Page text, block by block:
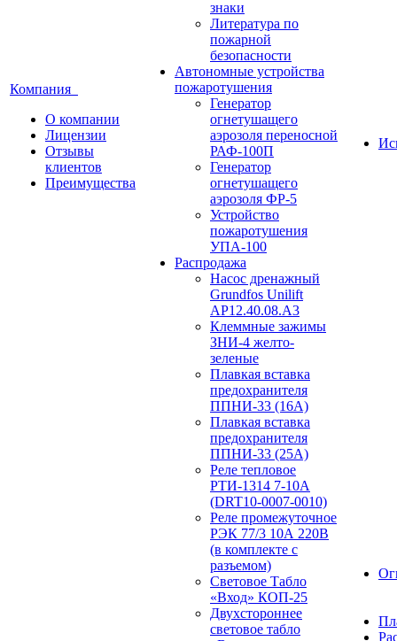
Компания
О компании
Лицензии
Отзывы
клиентов
Преимущества
знаки
Литература по
пожарной
безопасности
Автономные устройства
пожаротушения
Генератор
огнетушащего
аэрозоля переносной
РАФ-100П
Генератор
огнетушащего
аэрозоля ФР-5
Устройство
пожаротушения
УПА-100
Распродажа
Насос дренажный
Grundfos Unilift
АP12.40.08.A3
Клеммные зажимы
ЗНИ-4 желто-
зеленые
Плавкая вставка
предохранителя
ППНИ-33 (16А)
Плавкая вставка
предохранителя
ППНИ-33 (25А)
Реле тепловое
РТИ-1314 7-10А
(DRT10-0007-0010)
Реле промежуточное
РЭК 77/3 10А 220В
(в комплекте с
разъемом)
Световое Табло
«Вход» КОП-25
Двухстороннее
световое табло